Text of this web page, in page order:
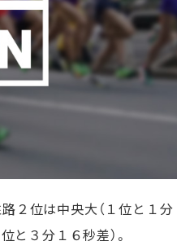
２位は中央大（１位と１分
と３分１６秒差）。